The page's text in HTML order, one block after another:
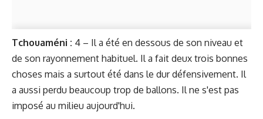
Tchouaméni : 4 – Il a été en dessous de son niveau et
de son rayonnement habituel. Il a fait deux trois bonnes
choses mais a surtout été dans le dur défensivement. Il
a aussi perdu beaucoup trop de ballons. Il ne s'est pas
imposé au milieu aujourd'hui.